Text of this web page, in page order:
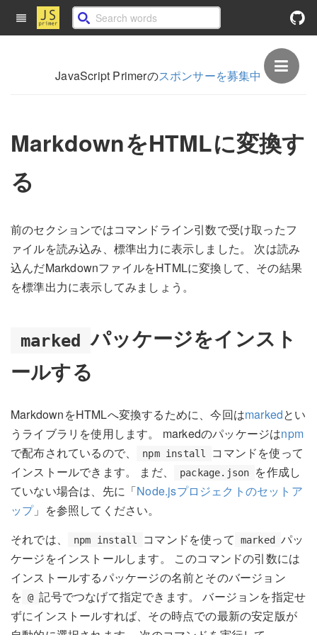
JavaScript Primerのスポンサーを募集中
MarkdownをHTMLに変換す
る
前のセクションではコマンドライン引数で受け取ったフ
ァイルを読み込み、標準出力に表示しました。 次は読み
込んだMarkdownファイルをHTMLに変換して、その結果
を標準出力に表示してみましょう。
marked パッケージをインスト
ールする
MarkdownをHTMLへ変換するために、今回はmarkedとい
うライブラリを使用します。 markedのパッケージはnpm
で配布されているので、
npm install
コマンドを使って
インストールできます。 まだ、
package.json
を作成し
ていない場合は、先に「Node.jsプロジェクトのセットア
ップ」を参照してください。
それでは、
npm install コマンドを使って marked
パッ
ケージをインストールします。 このコマンドの引数には
インストールするパッケージの名前とそのバージョン
を @ 記号でつなげて指定できます。 バージョンを指定せ
ずにインストールすれば、その時点での最新の安定版が